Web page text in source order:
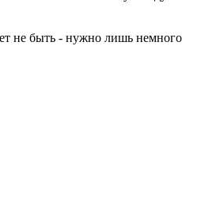
не быть - нужно лишь немного